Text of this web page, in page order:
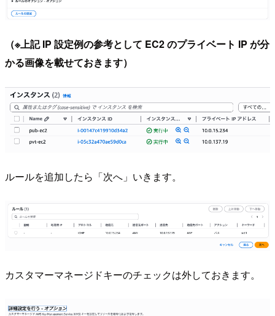
（※上記 IP 設定例の参考として EC2 のプライベート IP が分
かる画像を載せておきます）
ルールを追加したら「次へ」いきます。
カスタマーマネージドキーのチェックは外しておきます。